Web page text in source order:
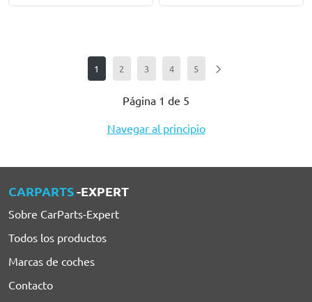
1 2 3 4 5
Página 1 de 5
Navegar al principio
CARPARTS-EXPERT
Sobre CarParts-Expert
Todos los productos
Marcas de coches
Contacto